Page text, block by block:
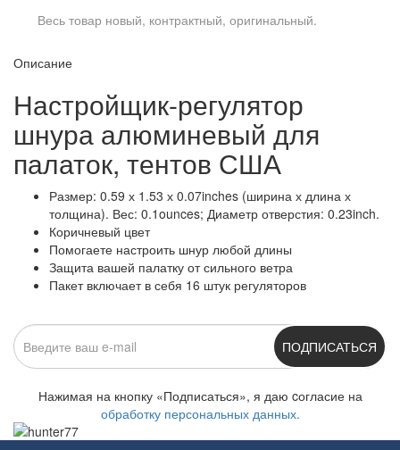
Весь товар новый, контрактный, оригинальный.
Описание
Настройщик-регулятор
шнура алюминевый для
палаток, тентов США
Размер: 0.59 х 1.53 х 0.07inches (ширина х длина х
толщина). Вес: 0.1ounces; Диаметр отверстия: 0.23inch.
Коричневый цвет
Помогаете настроить шнур любой длины
Защита вашей палатку от сильного ветра
Пакет включает в себя 16 штук регуляторов
ПОДПИСАТЬСЯ
Нажимая на кнопку «Подписаться», я даю cогласие на
обработку персональных данных.